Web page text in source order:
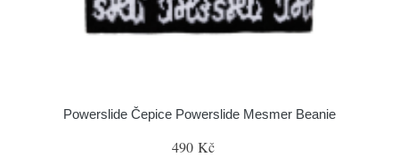
Powerslide Čepice Powerslide Mesmer Beanie
490 Kč